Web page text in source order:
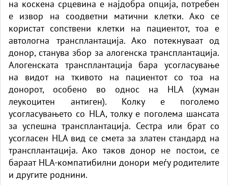
на коскена срцевина е најдобра опција, потребен
е извор на соодветни матични клетки. Ако се
користат сопствени клетки на пациентот, тоа е
автологна трансплантација. Ако потекнуваат од
донор, станува збор за алогенска трансплантација.
Алогенската трансплантација бара усогласување
на видот на ткивото на пациентот со тоа на
донорот, особено во однос на HLA (хуман
леукоцитен антиген). Колку е поголемо
усогласувањето со HLA, толку е поголема шансата
за успешна трансплантација. Сестра или брат со
усогласен HLA вид се смета за златен стандард на
трансплантација. Ако таков донор не постои, се
бараат HLA-компатибилни донори меѓу родителите
и другите роднини.